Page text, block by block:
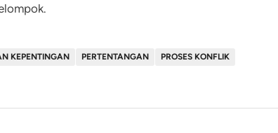
KEPENTINGAN PERTENTANGAN PROSES KONFLIK